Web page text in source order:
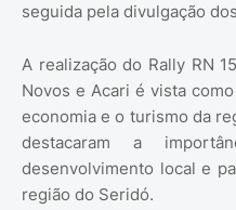
seguida pela divulgação
A realização do Rally RN
Novos e Acari é vista
economia e o turismo da
destacaram a
desenvolvimento local e
região do Seridó.